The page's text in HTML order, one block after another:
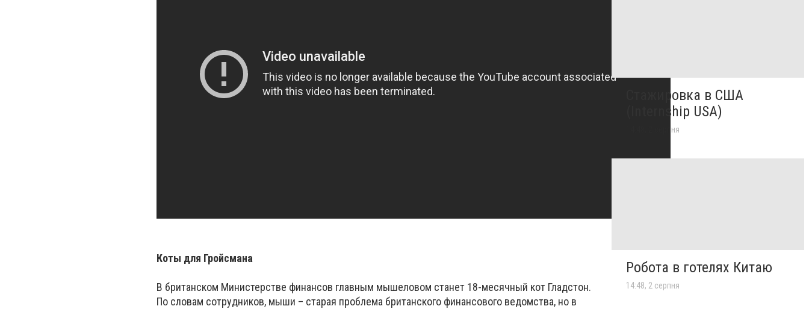
Коты для Гройсмана
В британском Министерстве финансов главным мышеловом станет 18-месячный кот Гладстон.
По словам сотрудников, мыши – старая проблема британского финансового ведомства, но в
Стажировка в США
(Internship USA)
14:48, 2 серпня
Робота в готелях Китаю
14:48, 2 серпня